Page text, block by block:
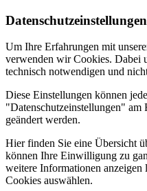
Um Ihre Erfahrungen mit
verwenden wir Cookies. Dabei
technisch notwendigen und
Diese Einstellungen können
"Datenschutzeinstellungen" am
geändert werden.
Hier finden Sie eine Übersicht
können Ihre Einwilligung zu
weitere Informationen anzeigen
Cookies auswählen.